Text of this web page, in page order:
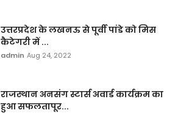
उत्तरप्रदेश के लखनऊ से पूर्वी पांडे को मिस
कैटेगरी में ...
admin Aug 24, 2022
राजस्थान अनसंग स्टार्स अवार्ड कार्यक्रम का
हुआ सफलतापूर...